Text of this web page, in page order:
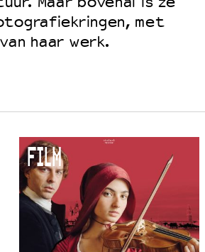
met
haar werk.
FILM